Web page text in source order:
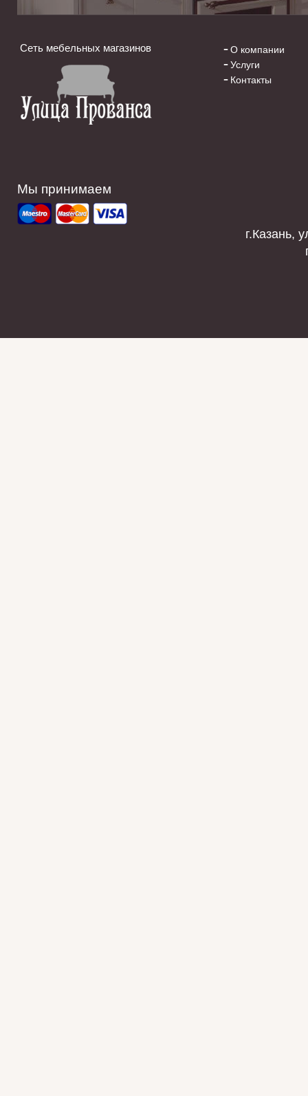
Сеть мебельных магазинов
О компании
Услуги
Контакты
Мы принимаем
г.Казань,